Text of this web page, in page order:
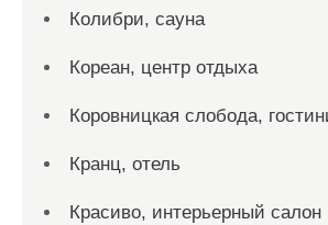
Колибри, сауна
Кореан, центр отдыха
Коровницкая слобода,
Кранц, отель
Красиво, интерьерный салон